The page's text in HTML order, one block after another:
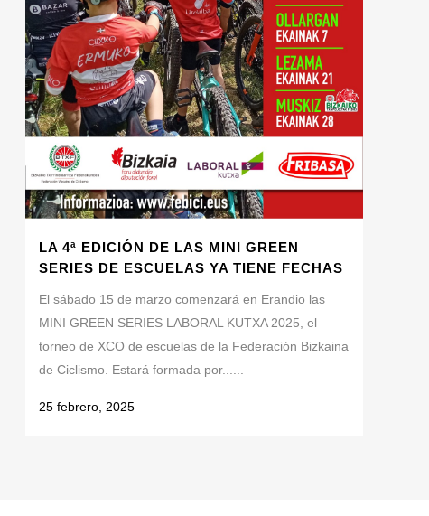
LA 4ª EDICIÓN DE LAS MINI GREEN
SERIES DE ESCUELAS YA TIENE FECHAS
El sábado 15 de marzo comenzará en Erandio las
MINI GREEN SERIES LABORAL KUTXA 2025, el
torneo de XCO de escuelas de la Federación Bizkaina
de Ciclismo. Estará formada por......
25 febrero, 2025